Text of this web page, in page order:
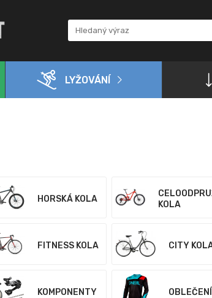
LYŽOVÁNÍ
HORSKÁ KOLA
KOLA
FITNESS KOLA CITY
KOMPONENTY OBLEČENÍ